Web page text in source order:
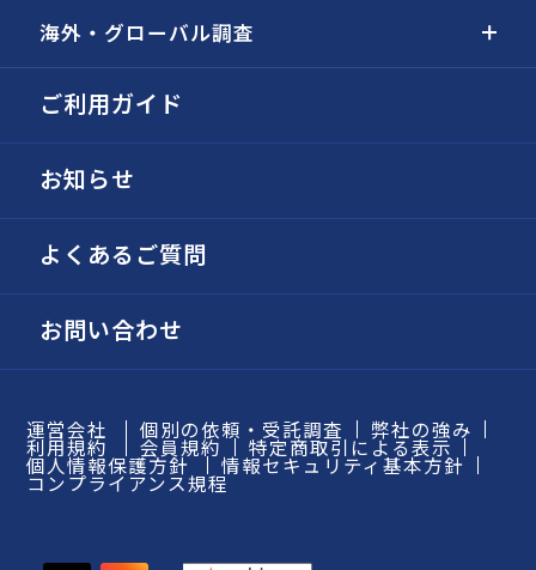
海外・グローバル調査
ご利用ガイド
お知らせ
よくあるご質問
お問い合わせ
運営会社 個別の依頼・受託調査 弊社の強み
利用規約 会員規約 特定商取引による表示
個人情報保護方針 情報セキュリティ基本方針
コンプライアンス規程